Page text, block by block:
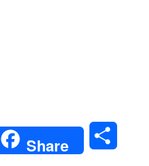
Share